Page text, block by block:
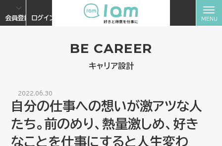
会員登録 ログイン
BE CAREER
キャリア設計
2022.06.30
自分の仕事への想いが激アツな人
たち。前のめり、熱量激しめ、好き
なことを仕事にすると人生変わ